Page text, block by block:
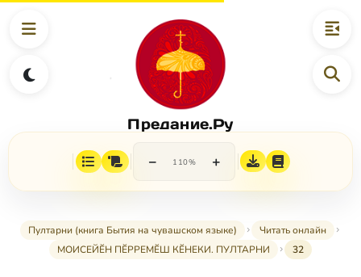
Предание.Ру
− 110% +
Пултарни (книга Бытия на чувашском языке)
Читать онлайн
МОИСЕЙӖН ПӖРРЕМӖШ КӖНЕКИ. ПУЛТАРНИ
32